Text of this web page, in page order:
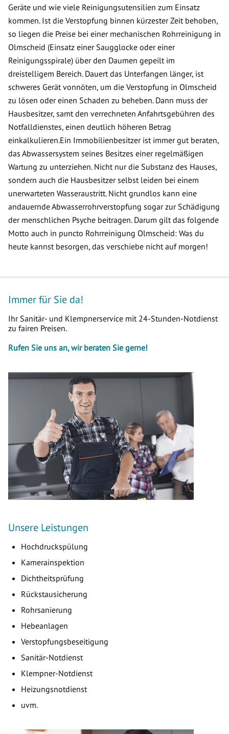
Geräte und wie viele Reinigungsutensilien zum Einsatz
kommen. Ist die Verstopfung binnen kürzester Zeit behoben,
so liegen die Preise bei einer mechanischen Rohrreinigung in
Olmscheid (Einsatz einer Saugglocke oder einer
Reinigungsspirale) über den Daumen gepeilt im
dreistelligem Bereich. Dauert das Unterfangen länger, ist
schweres Gerät vonnöten, um die Verstopfung in Olmscheid
zu lösen oder einen Schaden zu beheben. Dann muss der
Hausbesitzer, samt den verrechneten Anfahrtsgebühren des
Notfalldienstes, einen deutlich höheren Betrag
einkalkulieren.Ein Immobilienbesitzer ist immer gut beraten,
das Abwassersystem seines Besitzes einer regelmäßigen
Wartung zu unterziehen. Nicht nur die Substanz des Hauses,
sondern auch die Hausbesitzer selbst leiden bei einem
unerwarteten Wasseraustritt. Nicht grundlos kann eine
andauernde Abwasserrohrverstopfung sogar zur Schädigung
der menschlichen Psyche beitragen. Darum gilt das folgende
Motto auch in puncto Rohrreinigung Olmscheid: Was du
heute kannst besorgen, das verschiebe nicht auf morgen!
Immer für Sie da!
Ihr Sanitär- und Klempnerservice mit 24-Stunden-Notdienst
zu fairen Preisen.
Rufen Sie uns an, wir beraten Sie gerne!
Unsere Leistungen
Hochdruckspülung
Kamerainspektion
Dichtheitsprüfung
Rückstausicherung
Rohrsanierung
Hebeanlagen
Verstopfungsbeseitigung
Sanitär-Notdienst
Klempner-Notdienst
Heizungsnotdienst
uvm.